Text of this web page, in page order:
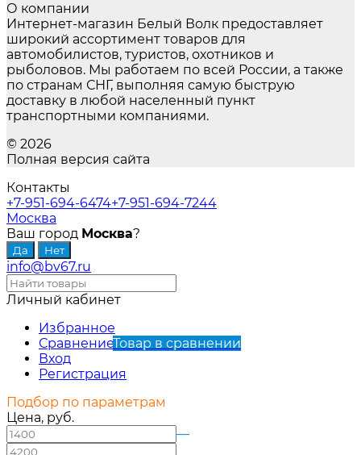
О компании
Интернет-магазин Белый Волк предоставляет
широкий ассортимент товаров для
автомобилистов, туристов, охотников и
рыболовов. Мы работаем по всей России, а также
по странам СНГ, выполняя самую быструю
доставку в любой населенный пункт
транспортными компаниями.
© 2026
Полная версия сайта
Контакты
+7-951-694-6474+7-951-694-7244
Москва
Ваш город Москва?
info@bv67.ru
Личный кабинет
Избранное
СравнениеТовар в сравнении
Вход
Регистрация
Подбор по параметрам
Цена, руб.
—